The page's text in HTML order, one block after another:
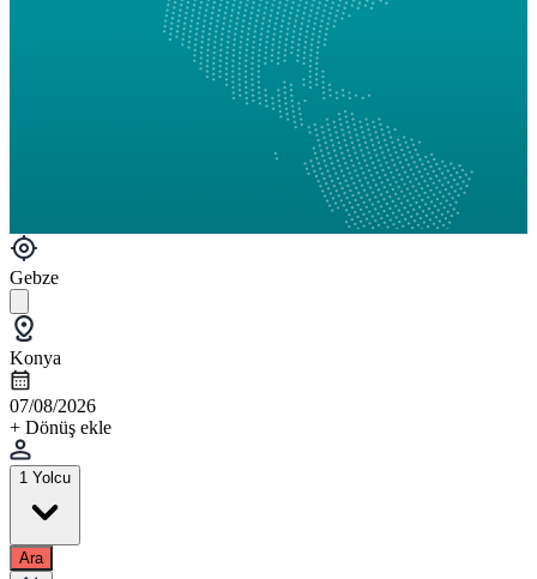
Gebze
Konya
07/08/2026
+ Dönüş ekle
1 Yolcu
Ara